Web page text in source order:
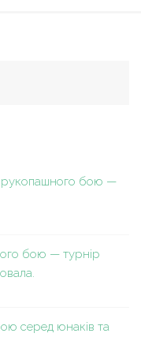
рукопашного бою —
бою — турнір
серед юнаків та